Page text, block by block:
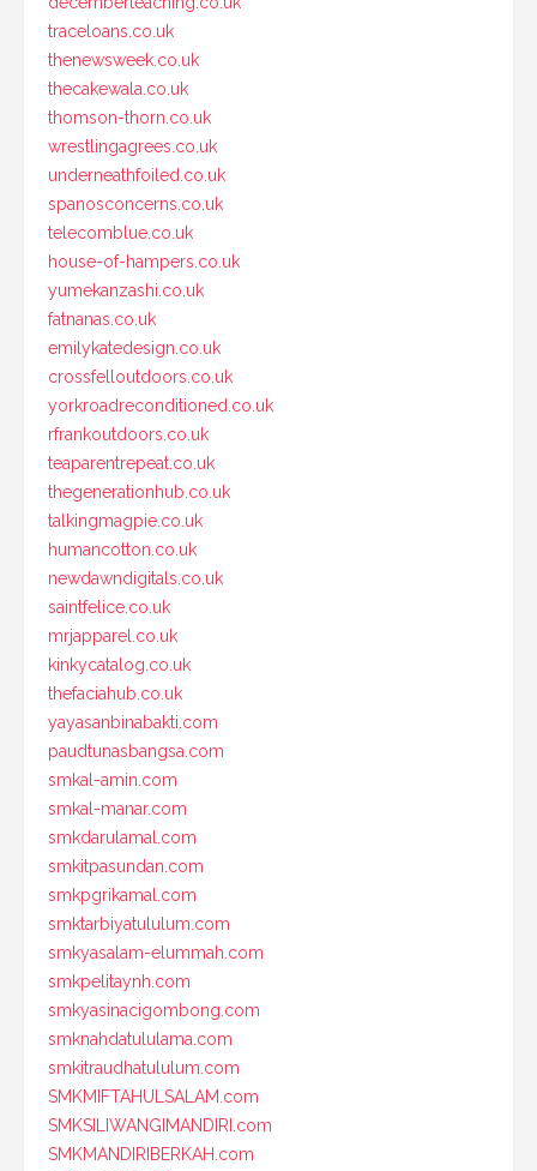
traceloans.co.uk
thenewsweek.co.uk
thecakewala.co.uk
thomson-thorn.co.uk
wrestlingagrees.co.uk
underneathfoiled.co.uk
spanosconcerns.co.uk
telecomblue.co.uk
house-of-hampers.co.uk
yumekanzashi.co.uk
fatnanas.co.uk
emilykatedesign.co.uk
crossfelloutdoors.co.uk
yorkroadreconditioned.co.uk
rfrankoutdoors.co.uk
teaparentrepeat.co.uk
thegenerationhub.co.uk
talkingmagpie.co.uk
humancotton.co.uk
newdawndigitals.co.uk
saintfelice.co.uk
mrjapparel.co.uk
kinkycatalog.co.uk
thefaciahub.co.uk
yayasanbinabakti.com
paudtunasbangsa.com
smkal-amin.com
smkal-manar.com
smkdarulamal.com
smkitpasundan.com
smkpgrikamal.com
smktarbiyatululum.com
smkyasalam-elummah.com
smkpelitaynh.com
smkyasinacigombong.com
smknahdatululama.com
smkitraudhatululum.com
SMKMIFTAHULSALAM.com
SMKSILIWANGIMANDIRI.com
SMKMANDIRIBERKAH.com